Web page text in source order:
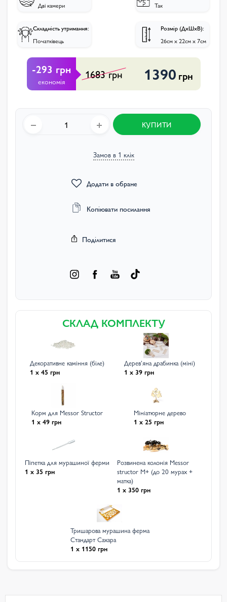
Дві камери
Так
Складність утримання:
Початківець
Розмір (ДхШхВ):
26см х 22см х 7см
-293 грн
економія 1683 грн 1390 грн
КУПИТИ
Замов в 1 клік
Додати в обране
Копіювати посилання
Поділитися
СКЛАД КОМПЛЕКТУ
Декоративне каміння (біле)
1 x 45 грн
Деревʼяна драбинка (міні)
1 x 39 грн
Корм для Messor Structor
1 x 49 грн
Мініатюрне дерево
1 x 25 грн
Піпетка для мурашиної ферми
1 x 35 грн
Розвинена колонія Messor
structor M+ (до 20 мурах +
матка)
1 x 350 грн
Тришарова мурашина ферма
Стандарт Сахара
1 x 1150 грн